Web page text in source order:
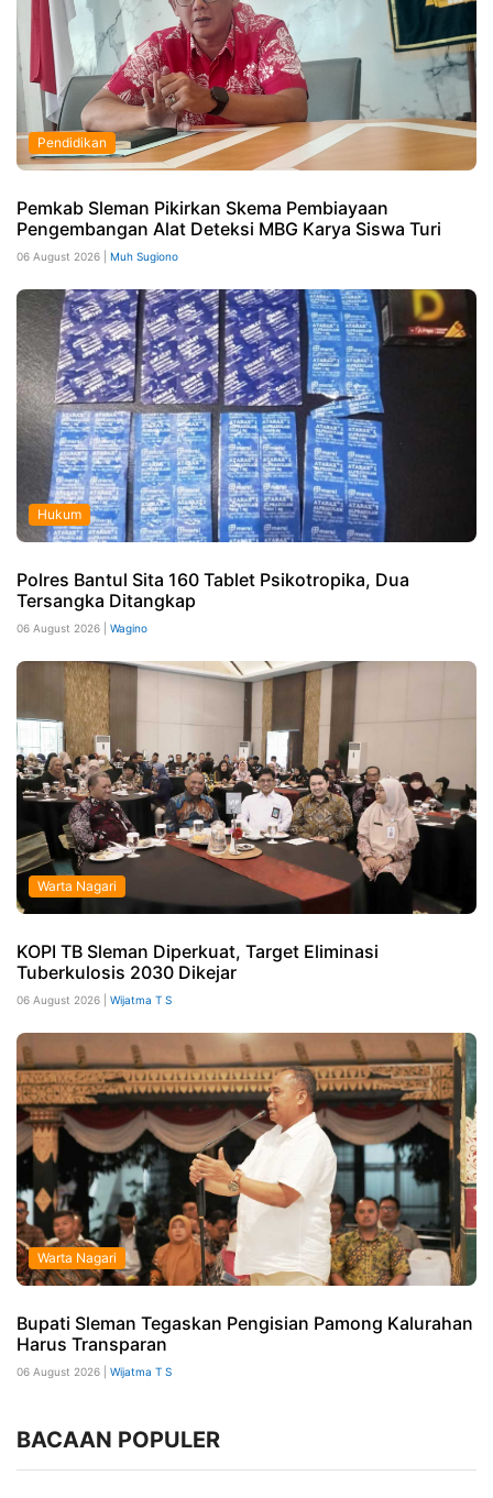
Pendidikan
Pemkab Sleman Pikirkan Skema Pembiayaan
Pengembangan Alat Deteksi MBG Karya Siswa Turi
06 August 2026 | Muh Sugiono
Hukum
Polres Bantul Sita 160 Tablet Psikotropika, Dua
Tersangka Ditangkap
06 August 2026 | Wagino
Warta Nagari
KOPI TB Sleman Diperkuat, Target Eliminasi
Tuberkulosis 2030 Dikejar
06 August 2026 | Wijatma T S
Warta Nagari
Bupati Sleman Tegaskan Pengisian Pamong Kalurahan
Harus Transparan
06 August 2026 | Wijatma T S
BACAAN POPULER